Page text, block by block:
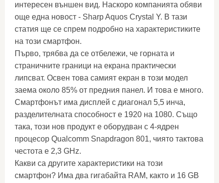
интересен външен вид. Наскоро компанията обяви
още една новост - Sharp Aquos Crystal Y. В тази
статия ще се спрем подробно на характеристиките
на този смартфон.
Първо, трябва да се отбележи, че горната и
страничните граници на екрана практически
липсват. Освен това самият екран в този модел
заема около 85% от предния панел. И това е много.
Смартфонът има дисплей с диагонал 5,5 инча,
разделителната способност е 1920 на 1080. Също
така, този нов продукт е оборудван с 4-ядрен
процесор Qualcomm Snapdragon 801, чиято тактова
честота е 2,3 GHz.
Какви са другите характеристики на този
смартфон? Има два гигабайта RAM, както и 16 GB